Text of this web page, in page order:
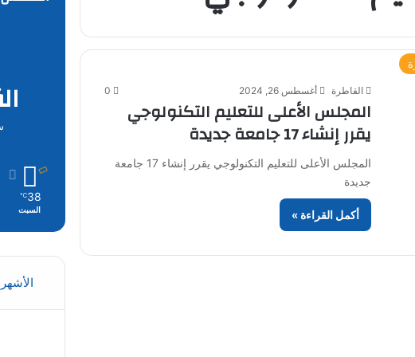
القاطرة أغسطس 26, 2024 0
المجلس الأعلى للتعليم التكنولوجي
يقرر إنشاء 17 جامعة جديدة
المجلس الأعلى للتعليم التكنولوجي يقرر إنشاء 17 جامعة
جديدة
أكمل القراءة »
38
℃
السبت
الأشهر